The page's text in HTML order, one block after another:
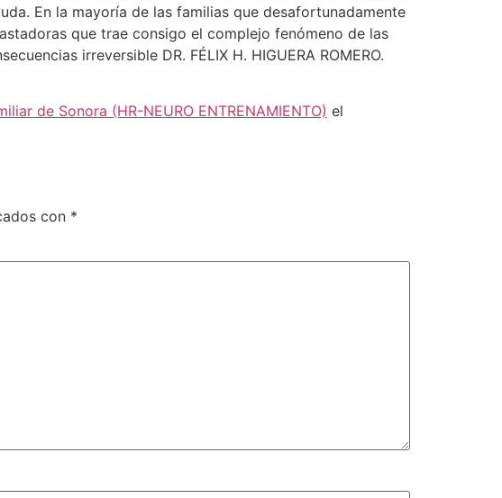
En la mayoría de las familias que desafortunadamente
que trae consigo el complejo fenómeno de las
irreversible DR. FÉLIX H. HIGUERA ROMERO.
de Sonora (HR-NEURO ENTRENAMIENTO) el
con *